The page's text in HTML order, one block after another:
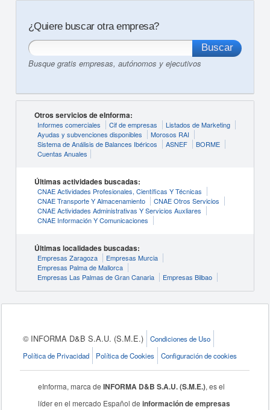
¿Quiere buscar otra empresa?
Busque gratis empresas, autónomos y ejecutivos
Otros servicios de eInforma:
Informes comerciales Cif de empresas
Listados de Marketing
Ayudas y subvenciones disponibles
Morosos RAI
Sistema de Análisis de Balances Ibéricos
ASNEF
BORME
Cuentas Anuales
Últimas actividades buscadas:
CNAE Actividades Profesionales, Científicas Y Técnicas
CNAE Transporte Y Almacenamiento
CNAE Otros Servicios
CNAE Actividades Administrativas Y Servicios Auxliares
CNAE Información Y Comunicaciones
Últimas localidades buscadas:
Empresas Zaragoza
Empresas Murcia
Empresas Palma de Mallorca
Empresas Las Palmas de Gran Canaria
Empresas Bilbao
© INFORMA D&B S.A.U. (S.M.E.)
Condiciones de Uso
Política de Privacidad
Política de Cookies Configuración de cookies
eInforma, marca deINFORMA D&B S.A.U. (S.M.E.), es el
líder en el mercado Español deinformación de empresas